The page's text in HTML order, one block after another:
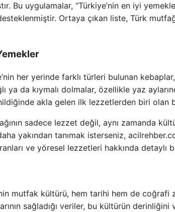
Bu uygulamalar, “Türkiye’nin en iyi
Ortaya çıkan liste, Türk
her yerinde farklı türleri bulunan
ya da kıymalı dolmalar, özellikle yaz
akla gelen ilk lezzetlerden biri olan
sadece lezzet değil, aynı zamanda
yakından tanımak isterseniz,
ve yöresel lezzetleri hakkında detaylı
mutfak kültürü, hem tarihi hem de
sağladığı veriler, bu kültürün